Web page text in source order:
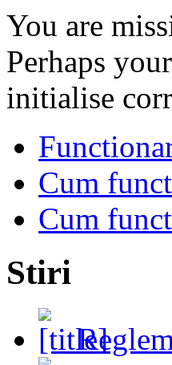
You are
Perhaps
initialise
Cum
Cum
Stiri